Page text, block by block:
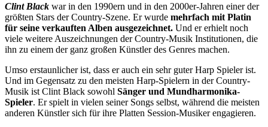
Clint Black war in den 1990ern und in den 2000er-Jahren einer der
größten Stars der Country-Szene. Er wurde mehrfach mit Platin
für seine verkauften Alben ausgezeichnet. Und er erhielt noch
viele weitere Auszeichnungen der Country-Musik Institutionen, die
ihn zu einem der ganz großen Künstler des Genres machen.
Umso erstaunlicher ist, dass er auch ein sehr guter Harp Spieler ist.
Und im Gegensatz zu den meisten Harp-Spielern in der Country-
Musik ist Clint Black sowohl Sänger und Mundharmonika-
Spieler. Er spielt in vielen seiner Songs selbst, während die meisten
anderen Künstler sich für ihre Platten Session-Musiker engagieren.